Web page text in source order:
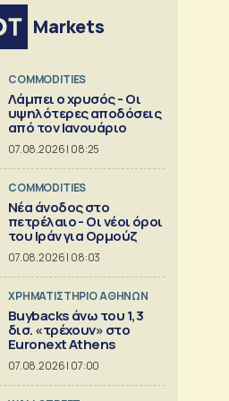
Markets
COMMODITIES
Λάμπει ο χρυσός - Οι
υψηλότερες αποδόσεις
από τον Ιανουάριο
07.08.2026 | 08:25
COMMODITIES
Νέα άνοδος στο
πετρέλαιο - Οι νέοι όροι
του Ιράν για Ορμούζ
07.08.2026 | 08:03
XΡΗΜΑΤΙΣΤΗΡΙΟ ΑΘΗΝΩΝ
Buybacks άνω του 1,3
δισ. «τρέχουν» στο
Euronext Athens
07.08.2026 | 07:00